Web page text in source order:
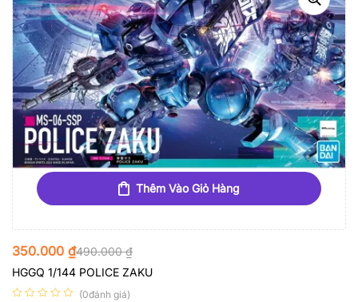
Thêm Vào Giỏ Hàng
490.000₫
350.000 ₫
HGGQ 1/144 POLICE ZAKU
(0đánh giá)